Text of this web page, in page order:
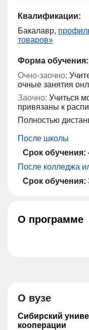
Квалификации:
Бакалавр,
товаров»
Форма обучения:
Очно-заочно:
очные занятия
Заочно: Учиться
привязаны к
Полностью
После школы
Срок обучения:
После колледжа
Срок обучения:
О программе
О вузе
Сибирский
кооперации